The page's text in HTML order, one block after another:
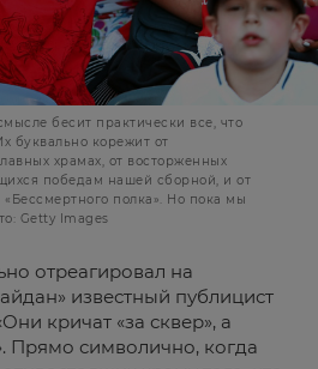
бесит практически все, что
буквально корежит от
храмах, от восторженных
победам нашей сборной, и от
полка». Но пока мы
Getty Images
отреагировал на
известный публицист
кричат «за сквер», а
Прямо символично, когда